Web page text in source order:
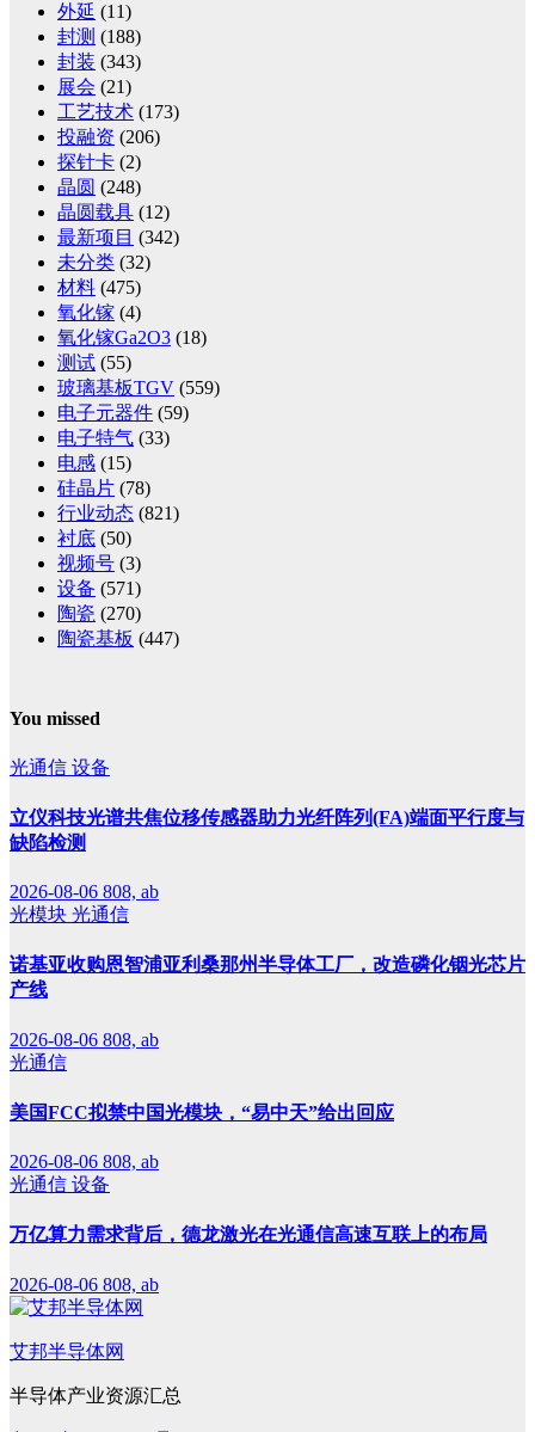
外延 (11)
封测 (188)
封装 (343)
展会 (21)
工艺技术 (173)
投融资 (206)
探针卡 (2)
晶圆 (248)
晶圆载具 (12)
最新项目 (342)
未分类 (32)
材料 (475)
氧化镓 (4)
氧化镓Ga2O3 (18)
测试 (55)
玻璃基板TGV (559)
电子元器件 (59)
电子特气 (33)
电感 (15)
硅晶片 (78)
行业动态 (821)
衬底 (50)
视频号 (3)
设备 (571)
陶瓷 (270)
陶瓷基板 (447)
You missed
光通信 设备
立仪科技光谱共焦位移传感器助力光纤阵列(FA)端面平行度与
缺陷检测
2026-08-06 808, ab
光模块 光通信
诺基亚收购恩智浦亚利桑那州半导体工厂，改造磷化铟光芯片
产线
2026-08-06 808, ab
光通信
美国FCC拟禁中国光模块，“易中天”给出回应
2026-08-06 808, ab
光通信 设备
万亿算力需求背后，德龙激光在光通信高速互联上的布局
2026-08-06 808, ab
艾邦半导体网
半导体产业资源汇总